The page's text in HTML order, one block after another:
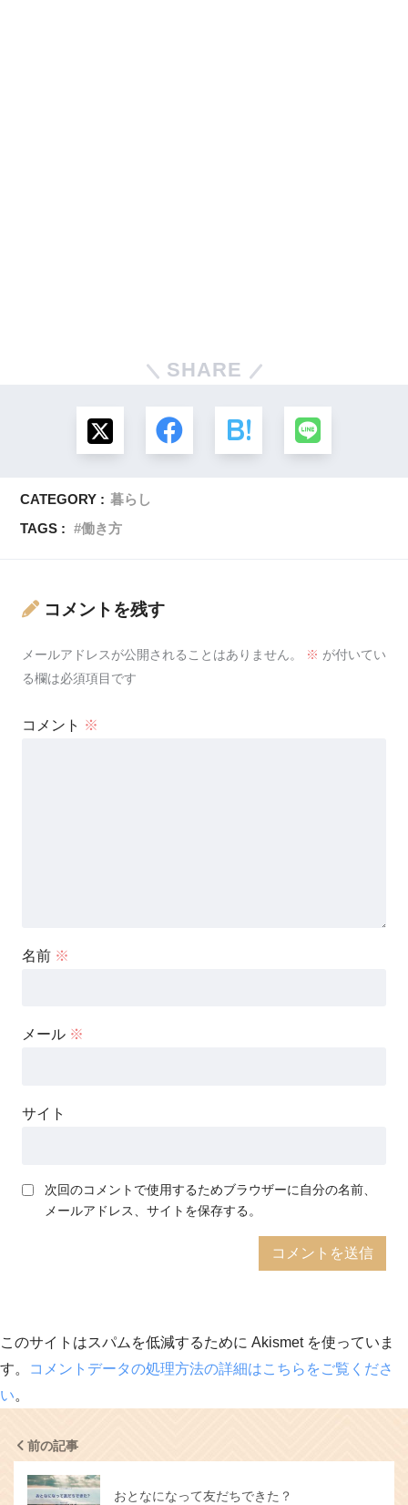
SHARE
CATEGORY : 暮らし
TAGS :
働き方
コメントを残す
メールアドレスが公開されることはありません。 ※ が付いてい
る欄は必須項目です
コメント ※
名前 ※
メール ※
サイト
次回のコメントで使用するためブラウザーに自分の名前、
メールアドレス、サイトを保存する。
このサイトはスパムを低減するために Akismet を使っていま
す。
コメントデータの処理方法の詳細はこちらをご覧くださ
い。
前の記事
おとなになって友だちできた？